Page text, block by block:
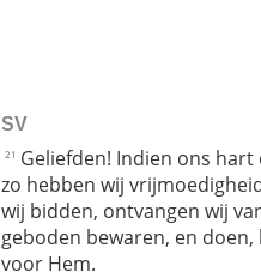
SV
21 Geliefden! Indien ons
zo hebben wij
wij bidden, ontvangen wij
geboden bewaren, en
voor Hem.